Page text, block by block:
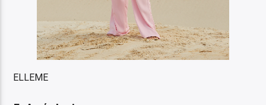
ELLEME